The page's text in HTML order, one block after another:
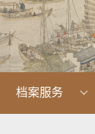
档案服务